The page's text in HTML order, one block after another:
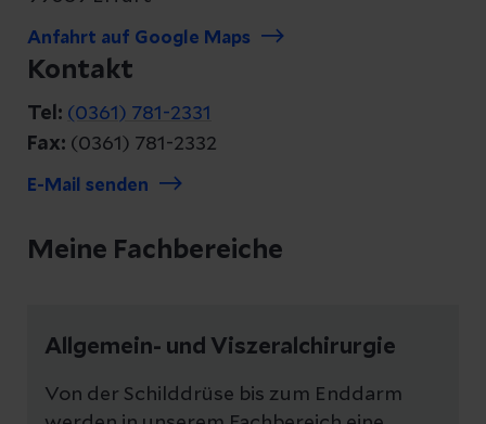
Anfahrt auf Google Maps
Kontakt
Tel: (0361) 781-2331
Fax: (0361) 781-2332
E-Mail senden
Meine Fachbereiche
Allgemein- und Viszeralchirurgie
Von der Schilddrüse bis zum Enddarm